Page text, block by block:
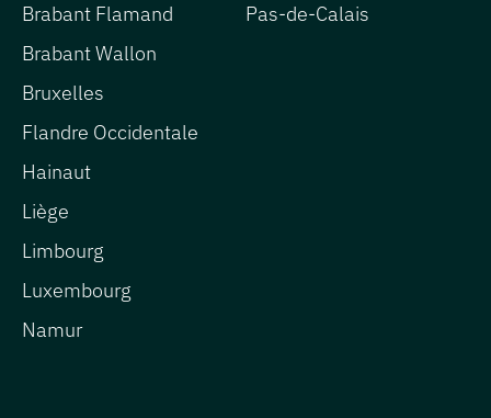
Brabant Flamand
Brabant Wallon
Bruxelles
Flandre Occidentale
Hainaut
Liège
Limbourg
Luxembourg
Namur
Pas-de-Calais